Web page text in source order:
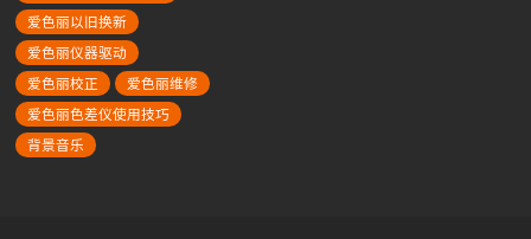
爱色丽以旧换新
爱色丽仪器驱动
爱色丽校正
爱色丽维修
爱色丽色差仪使用技巧
背景音乐